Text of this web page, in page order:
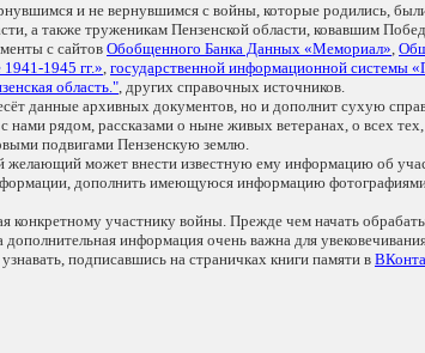
и не вернувшимся с войны, которые родились,
а также труженикам Пензенской области, ковавшим
с сайтовОбобщенного Банка Данных «Мемориал»,
1945 гг.», государственной информационной системы
область.", других справочных источников.
данные архивных документов, но и дополнит сухую
рядом, рассказами о ныне живых ветеранах, о всех
подвигами Пензенскую землю.
желающий может внести известную ему информацию об
дополнить имеющуюся информацию
конкретному участнику войны. Прежде чем начать
информация очень важна для
подписавшись на страничках книги памяти в